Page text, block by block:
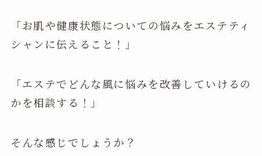
「お肌や健康状態についての悩みをエステティ
シャンに伝えること！」
「エステでどんな風に悩みを改善していけるの
かを相談する！」
そんな感じでしょうか？